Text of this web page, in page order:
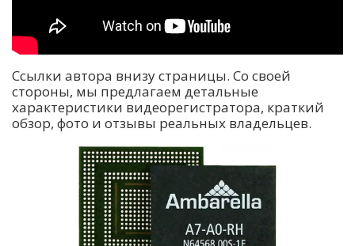
Ссылки автора внизу страницы. Со своей
стороны, мы предлагаем детальные
характеристики видеорегистратора, краткий
обзор, фото и отзывы реальных владельцев.